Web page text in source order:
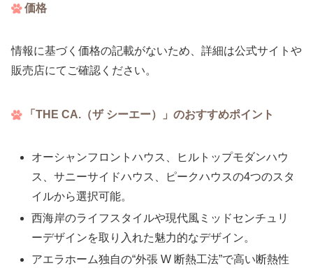
価格
情報に基づく価格の記載がないため、詳細は公式サイトや
販売店にてご確認ください。
「THE CA.（ザ シーエー）」のおすすめポイント
オーシャンフロントハウス、ヒルトップモダンハウ
ス、サニーサイドハウス、ピークハウスの4つのスタ
イルから選択可能。
西海岸のライフスタイルや現代風ミッドセンチュリ
ーデザインを取り入れた魅力的なデザイン。
アエラホーム独自の“外張 W 断熱工法”で高い断熱性